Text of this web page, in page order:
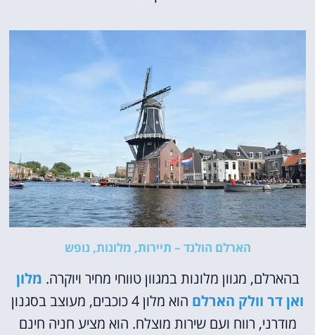
הארלם הולנד – תיירות, מלונות, נופש
בהארלם, מגוון מלונות במגוון טווחי מחיר ויוקרה. מלון
ואן דר וולק הארלם
הוא מלון 4 כוכבים, מעוצב בסגנון
מודרני, רווח ועם שירות מוצלח. הוא מציע חניה חינם